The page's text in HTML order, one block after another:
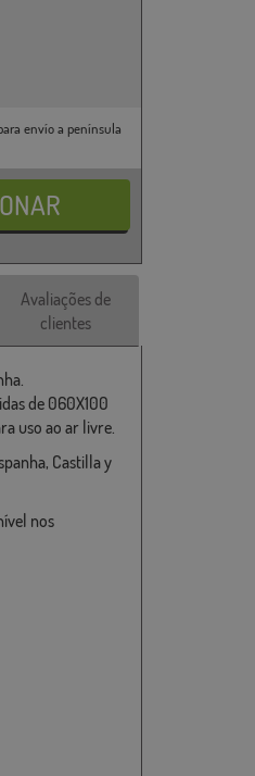
envío a península
Avaliações de
clientes
de 060X100
uso ao ar livre.
Castilla y
nos